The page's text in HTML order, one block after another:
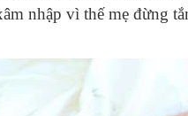
nhập vì thế mẹ đừng